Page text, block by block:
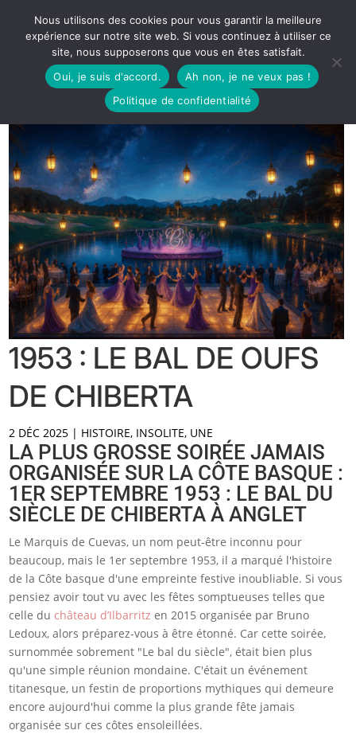
1953 : LE BAL DE OUFS
DE CHIBERTA
2 DÉC 2025 | HISTOIRE, INSOLITE, UNE
LA PLUS GROSSE SOIRÉE JAMAIS
ORGANISÉE SUR LA CÔTE BASQUE :
1ER SEPTEMBRE 1953 : LE BAL DU
SIÈCLE DE CHIBERTA À ANGLET
Le Marquis de Cuevas, un nom peut-être inconnu pour
beaucoup, mais le 1er septembre 1953, il a marqué l'histoire
de la Côte basque d'une empreinte festive inoubliable. Si vous
pensiez avoir tout vu avec les fêtes somptueuses telles que
celle du château d’Ilbarritz en 2015 organisée par Bruno
Ledoux, alors préparez-vous à être étonné. Car cette soirée,
surnommée sobrement "Le bal du siècle", était bien plus
qu'une simple réunion mondaine. C'était un événement
titanesque, un festin de proportions mythiques qui demeure
encore aujourd'hui comme la plus grande fête jamais
organisée sur ces côtes ensoleillées.
Nous utilisons des cookies pour vous garantir la meilleure
expérience sur notre site web. Si vous continuez à utiliser ce
site, nous supposerons que vous en êtes satisfait.
Oui, je suis d'accord.
Ah non, je ne veux pas !
Politique de confidentialité